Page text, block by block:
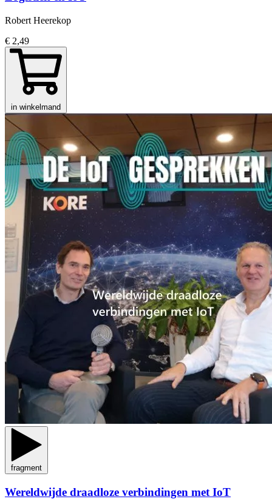
Robert Heerekop
€ 2,49
in winkelmand
fragment
Wereldwijde draadloze verbindingen met IoT